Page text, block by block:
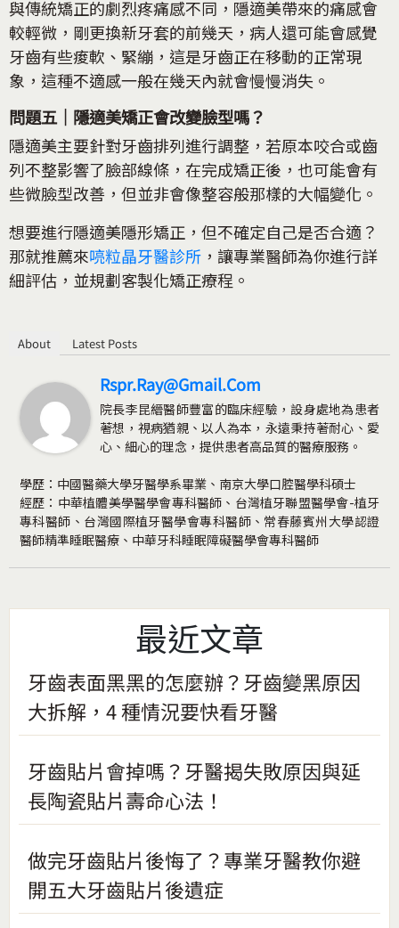
與傳統矯正的劇烈疼痛感不同，隱適美帶來的痛感會
較輕微，剛更換新牙套的前幾天，病人還可能會感覺
牙齒有些痠軟、緊繃，這是牙齒正在移動的正常現
象，這種不適感一般在幾天內就會慢慢消失。
問題五｜隱適美矯正會改變臉型嗎？
隱適美主要針對牙齒排列進行調整，若原本咬合或齒
列不整影響了臉部線條，在完成矯正後，也可能會有
些微臉型改善，但並非會像整容般那樣的大幅變化。
想要進行隱適美隱形矯正，但不確定自己是否合適？
那就推薦來喨粒晶牙醫診所 ，讓專業醫師為你進行詳
細評估，並規劃客製化矯正療程。
About Latest Posts
Rspr.ray@gmail.com
院長李昆縉醫師豐富的臨床經驗，設身處地為患者
著想，視病猶親、以人為本，永遠秉持著耐心、愛
心、細心的理念，提供患者高品質的醫療服務。
學歷：中國醫藥大學牙醫學系畢業、南京大學口腔醫學科碩士
經歷：中華植體美學醫學會專科醫師、台灣植牙聯盟醫學會-植牙
專科醫師、台灣國際植牙醫學會專科醫師、常春藤賓州大學認證
醫師精準睡眠醫療、中華牙科睡眠障礙醫學會專科醫師
最近文章
牙齒表面黑黑的怎麼辦？牙齒變黑原因
大拆解，4 種情況要快看牙醫
牙齒貼片會掉嗎？牙醫揭失敗原因與延
長陶瓷貼片壽命心法！
做完牙齒貼片後悔了？專業牙醫教你避
開五大牙齒貼片後遺症